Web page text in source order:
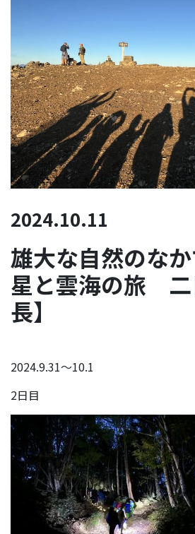
2024.10.11
雄大な自然のな
星と雲海の旅 二
長】
2024.9.31～10.1
2日目